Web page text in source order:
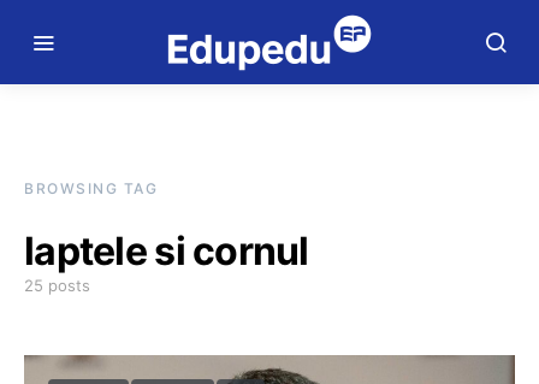
BROWSING TAG
laptele si cornul
25 posts